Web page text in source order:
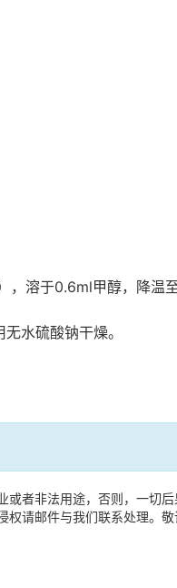
，溶于0.6ml甲醇，降温
水硫酸钠干燥。
或者非法用途，否则，一切
权请邮件与我们联系处理。